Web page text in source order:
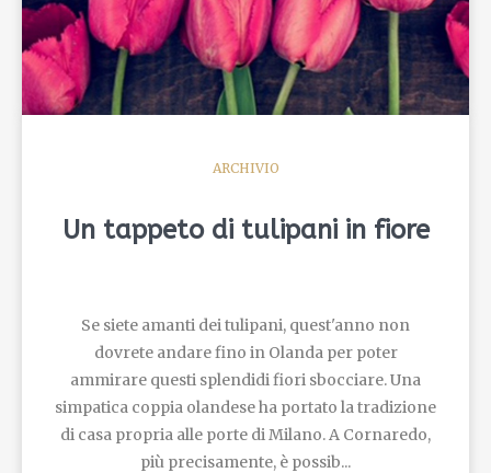
ARCHIVIO
Un tappeto di tulipani in fiore
Se siete amanti dei tulipani, quest'anno non
dovrete andare fino in Olanda per poter
ammirare questi splendidi fiori sbocciare. Una
simpatica coppia olandese ha portato la tradizione
di casa propria alle porte di Milano. A Cornaredo,
più precisamente, è possib...